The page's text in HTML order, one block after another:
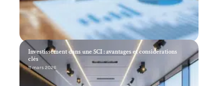
Investissement dans une SCI : avantages et considérations
clés
11 mars 2026